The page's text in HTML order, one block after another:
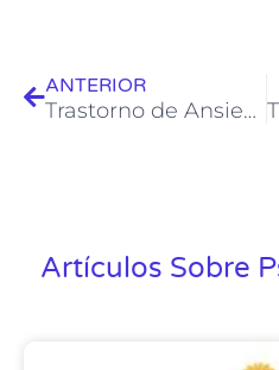
ANTERIOR
Trastorno de Ansiedad por Separación: Desentrañando la Angustia de la Separación y Construyendo la Confianza
Artículos Sobre